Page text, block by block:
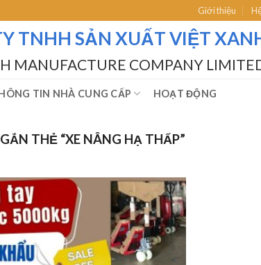
Giới thiệu
TNHH SẢN XUẤT VIỆT
MANUFACTURE COMPANY
TIN NHÀ CUNG CẤP HOẠT ĐỘNG
THẺ “XE NÂNG HẠ THẤP”